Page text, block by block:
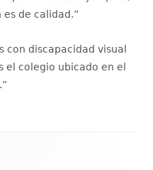
es de calidad.”
con discapacidad visual
el colegio ubicado en el
”